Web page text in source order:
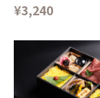
¥3,240